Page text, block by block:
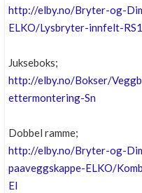
http://elby.no/Bryter-og-
ELKO/Lysbryter-innfelt-
Jukseboks;
http://elby.no/Bokser/
ettermontering-Sn
Dobbel ramme;
http://elby.no/Bryter-og-
paaveggskappe-ELKO/
El